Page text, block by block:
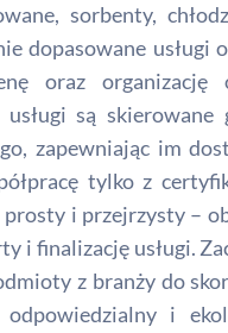
sorbenty,
dopasowane usługi
oraz organizację
usługi są
zapewniając im
tylko z
i przejrzysty –
i finalizację usługi.
z branży do
i